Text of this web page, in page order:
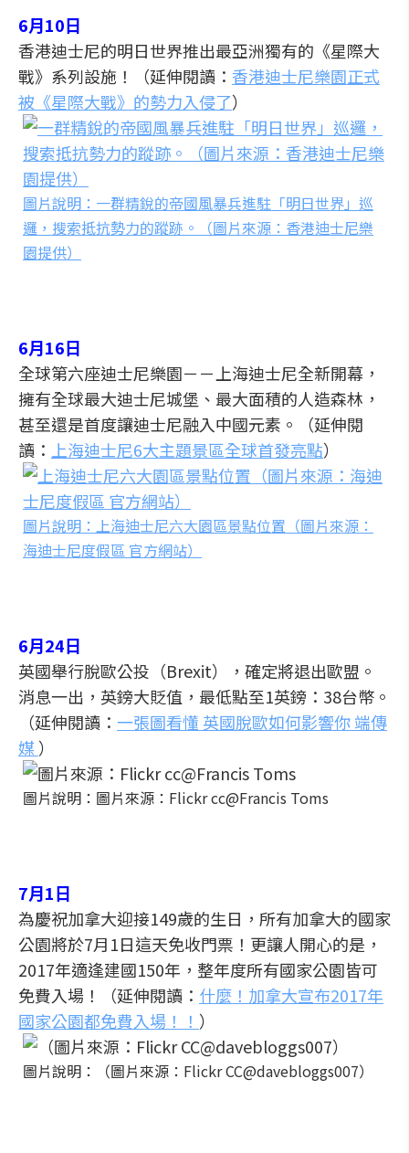
6月10日
香港迪士尼的明日世界推出最亞洲獨有的《星際大
戰》系列設施！（延伸閱讀： 香港迪士尼樂園正式
被《星際大戰》的勢力入侵了）
圖片說明：一群精銳的帝國風暴兵進駐「明日世界」巡
邏，搜索抵抗勢力的蹤跡。（圖片來源：香港迪士尼樂
園提供）
6月16日
全球第六座迪士尼樂園－－上海迪士尼全新開幕，
擁有全球最大迪士尼城堡、最大面積的人造森林，
甚至還是首度讓迪士尼融入中國元素。（延伸閱
讀： 上海迪士尼6大主題景區全球首發亮點）
圖片說明：上海迪士尼六大園區景點位置（圖片來源：
海迪士尼度假區 官方網站）
6月24日
英國舉行脫歐公投（Brexit），確定將退出歐盟。
消息一出，英鎊大貶值，最低點至1英鎊：38台幣。
（延伸閱讀： 一張圖看懂 英國脫歐如何影響你 端傳
媒 ）
圖片說明：圖片來源：Flickr cc@Francis Toms
7月1日
為慶祝加拿大迎接149歲的生日，所有加拿大的國家
公園將於7月1日這天免收門票！更讓人開心的是，
2017年適逢建國150年，整年度所有國家公園皆可
免費入場！（延伸閱讀： 什麼！加拿大宣布2017年
國家公園都免費入場！！ ）
圖片說明：（圖片來源：Flickr CC@davebloggs007）